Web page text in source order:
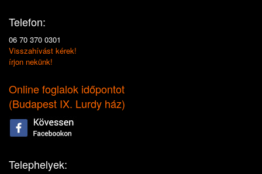
Telefon:
06 70 370 0301
Visszahívást kérek!
írjon nekünk!
Online foglalok időpontot
(Budapest IX. Lurdy ház)
Telephelyek: